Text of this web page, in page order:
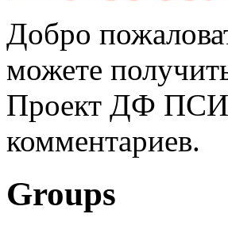
Добро
можете
Проект ДФ
комментариев.
Groups